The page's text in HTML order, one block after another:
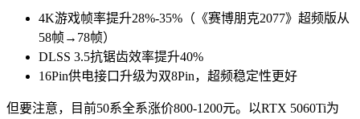
4K游戏帧率提升28%-35%（《赛博朋克2077》超频版从
58帧→78帧）
DLSS 3.5抗锯齿效率提升40%
16Pin供电接口升级为双8Pin，超频稳定性更好
但要注意，目前50系全系涨价800-1200元。以RTX 5060Ti为